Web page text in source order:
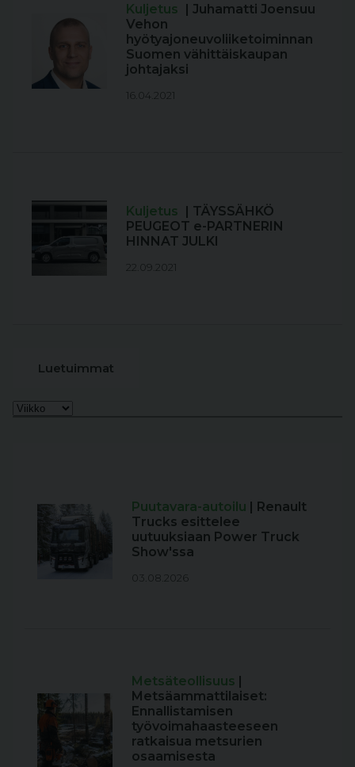
Kuljetus | Juhamatti Joensuu
Vehon
hyötyajoneuvoliiketoiminnan
Suomen vähittäiskaupan
johtajaksi
16.04.2021
Kuljetus | TÄYSSÄHKÖ
PEUGEOT e-PARTNERIN
HINNAT JULKI
22.09.2021
Luetuimmat
Puutavara-autoilu | Renault
Trucks esittelee
uutuuksiaan Power Truck
Show'ssa
03.08.2026
Metsäteollisuus |
Metsäammattilaiset:
Ennallistamisen
työvoimahaasteeseen
ratkaisua metsurien
osaamisesta